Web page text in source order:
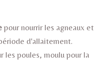
pour nourrir les agneaux et
d'allaitement.
les poules, moulu pour la